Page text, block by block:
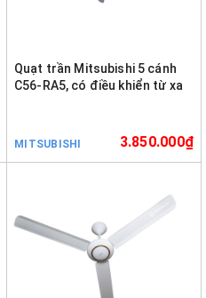
Quạt trần Mitsubishi 5 cánh
C56-RA5, có điều khiển từ xa
MITSUBISHI 3.850.000₫